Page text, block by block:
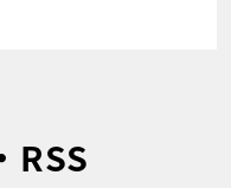
RSS